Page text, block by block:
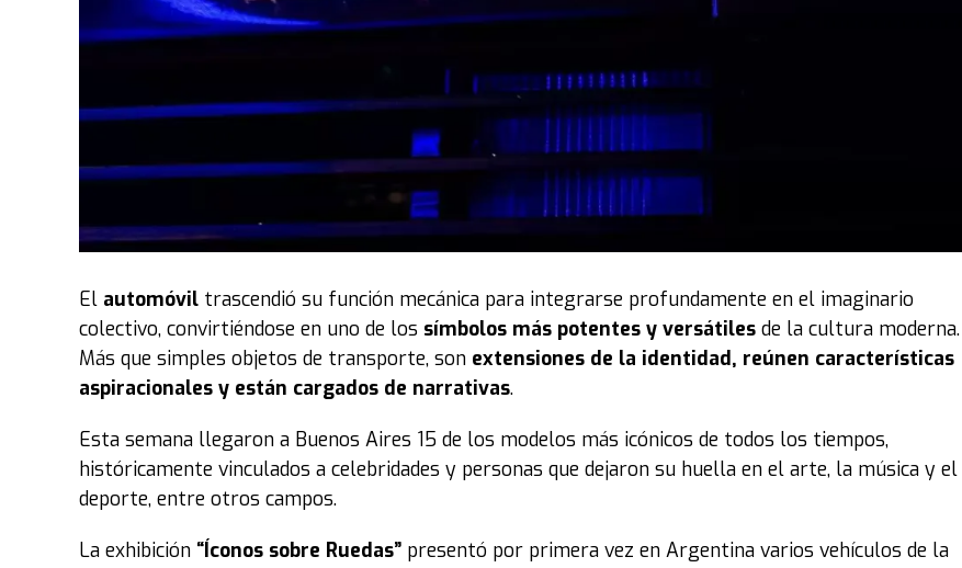
El automóvil trascendió su función mecánica para integrarse profundamente en el imaginario
colectivo, convirtiéndose en uno de los símbolos más potentes y versátiles de la cultura moderna.
Más que simples objetos de transporte, son extensiones de la identidad, reúnen características
aspiracionales y están cargados de narrativas.
Esta semana llegaron a Buenos Aires 15 de los modelos más icónicos de todos los tiempos,
históricamente vinculados a celebridades y personas que dejaron su huella en el arte, la música y el
deporte, entre otros campos.
La exhibición “Íconos sobre Ruedas” presentó por primera vez en Argentina varios vehículos de la